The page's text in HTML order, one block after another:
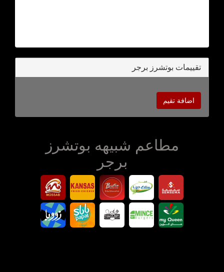
تقييمات بوتشرز برجر
اضافة تقيم
مطاعم شبيهه بوتشرز
برجر